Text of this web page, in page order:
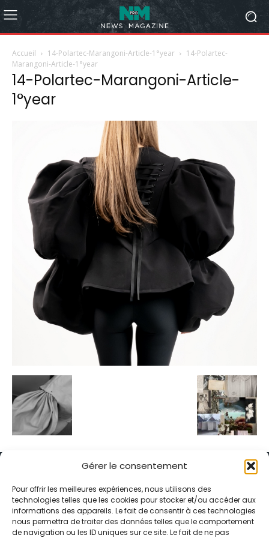
Gérer le consentement
Pour offrir les meilleures expériences, nous utilisons des
technologies telles que les cookies pour stocker et/ou accéder aux
informations des appareils. Le fait de consentir à ces technologies
nous permettra de traiter des données telles que le comportement
de navigation ou les ID uniques sur ce site. Le fait de ne pas
Accueil 14-Polartec-Marangoni-Article-1°year
14-Polartec-
Marangoni-Article-1°year
14-Polartec-Marangoni-Article-
1°year
Alternative Média est une agence de relations presse et de
relations publiques basée à Grenoble. Depuis 1995, elle conçoit et